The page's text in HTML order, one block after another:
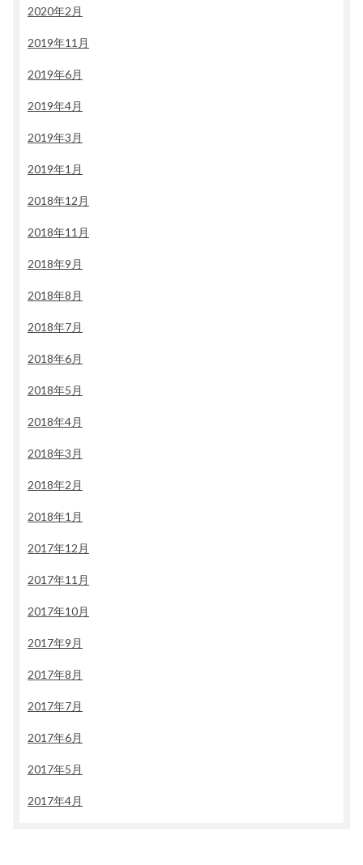
2020年2月
2019年11月
2019年6月
2019年4月
2019年3月
2019年1月
2018年12月
2018年11月
2018年9月
2018年8月
2018年7月
2018年6月
2018年5月
2018年4月
2018年3月
2018年2月
2018年1月
2017年12月
2017年11月
2017年10月
2017年9月
2017年8月
2017年7月
2017年6月
2017年5月
2017年4月